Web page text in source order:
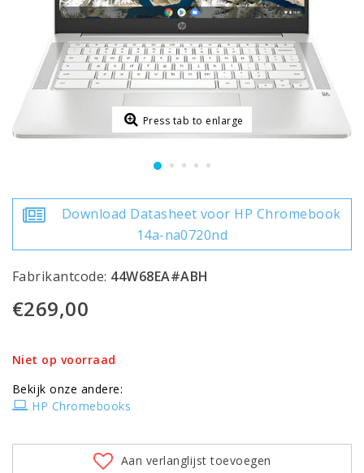
Press tab to enlarge
Download Datasheet voor HP Chromebook
14a-na0720nd
Fabrikantcode: 44W68EA#ABH
€269,00
Niet op voorraad
Bekijk onze andere:
HP Chromebooks
Aan verlanglijst toevoegen